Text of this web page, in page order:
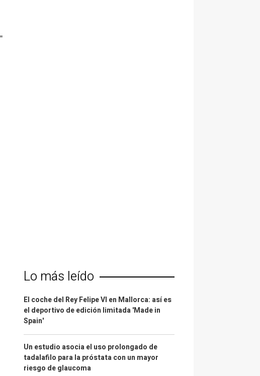
Lo más leído
El coche del Rey Felipe VI en Mallorca: así es
el deportivo de edición limitada 'Made in
Spain'
Un estudio asocia el uso prolongado de
tadalafilo para la próstata con un mayor
riesgo de glaucoma